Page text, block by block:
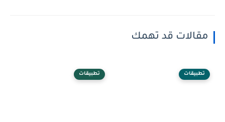
مقالات قد تهمك
تطبيقات تطبيقات